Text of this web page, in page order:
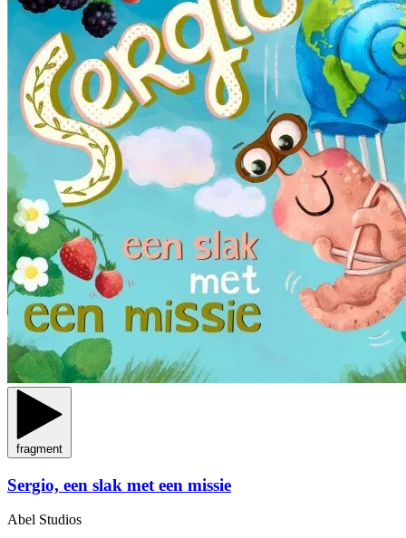
fragment
Sergio, een slak met een missie
Abel Studios